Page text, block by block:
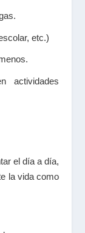
etc.)
actividades
el día a día,
la vida como